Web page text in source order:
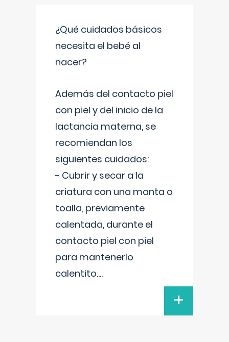
¿Qué cuidados básicos
necesita el bebé al
nacer?
Además del contacto piel
con piel y del inicio de la
lactancia materna, se
recomiendan los
siguientes cuidados:
- Cubrir y secar a la
criatura con una manta o
toalla, previamente
calentada, durante el
contacto piel con piel
para mantenerlo
calentito....
+